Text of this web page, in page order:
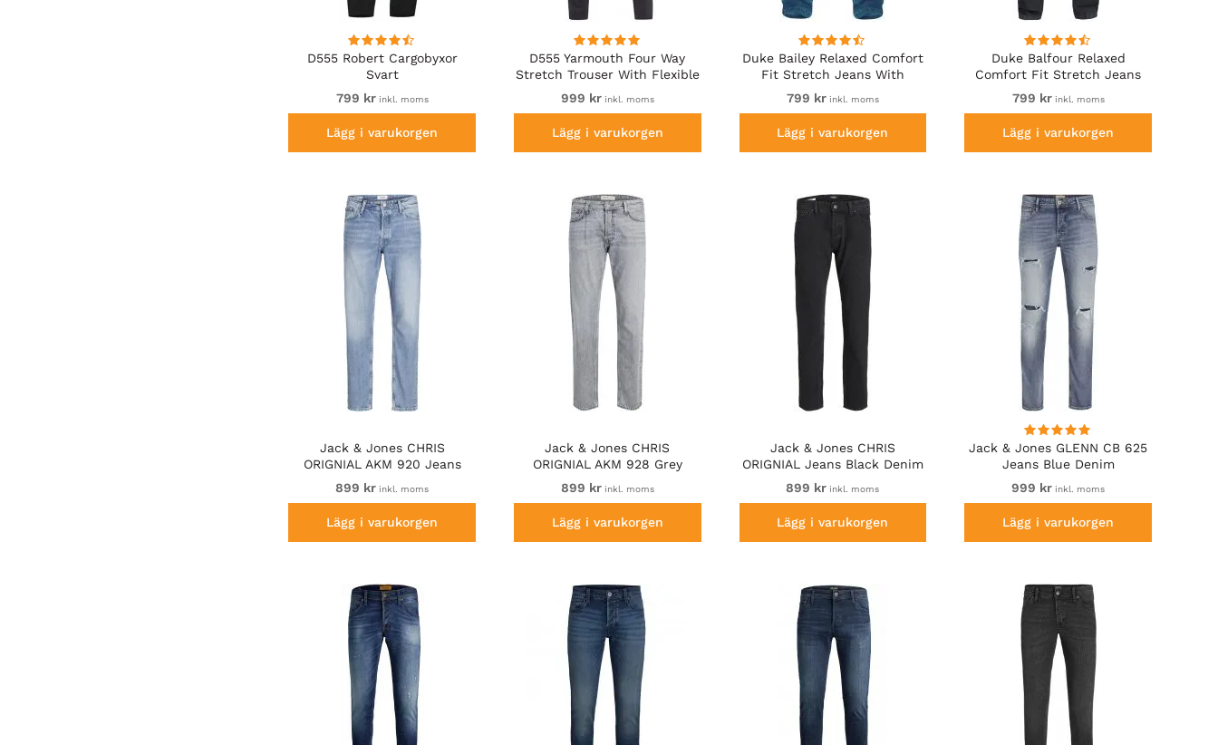
D555 Robert Cargobyxor
Svart
799 krinkl. moms
Lägg i varukorgen
D555 Yarmouth Four Way
Stretch Trouser With Flexible
Waistband Black
999 krinkl. moms
Lägg i varukorgen
Duke Bailey Relaxed Comfort
Fit Stretch Jeans With
Elasticated Waist Stonewash
799 krinkl. moms
Lägg i varukorgen
Duke Balfour Relaxed
Comfort Fit Stretch Jeans
With Elasticated Waist Black
799 krinkl. moms
Lägg i varukorgen
Jack & Jones CHRIS
ORIGNIAL AKM 920 Jeans
Blue Denim
899 kr inkl. moms
Lägg i varukorgen
Jack & Jones CHRIS
ORIGNIAL AKM 928 Grey
Denim
899 krinkl. moms
Lägg i varukorgen
Jack & Jones CHRIS
ORIGNIAL Jeans Black Denim
899 kr inkl. moms
Lägg i varukorgen
Jack & Jones GLENN CB 625
Jeans Blue Denim
999 kr inkl. moms
Lägg i varukorgen